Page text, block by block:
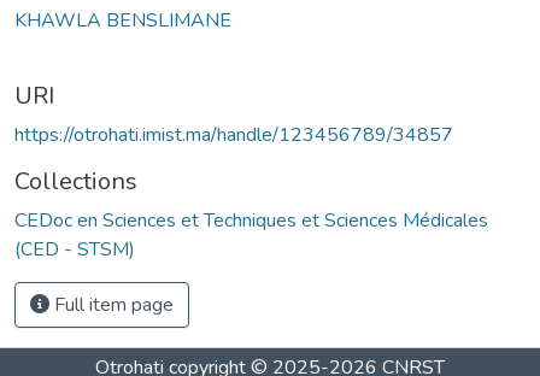
KHAWLA BENSLIMANE
URI
https://otrohati.imist.ma/handle/123456789/34857
Collections
CEDoc en Sciences et Techniques et Sciences Médicales
(CED - STSM)
Full item page
Otrohati copyright © 2025-2026 CNRST